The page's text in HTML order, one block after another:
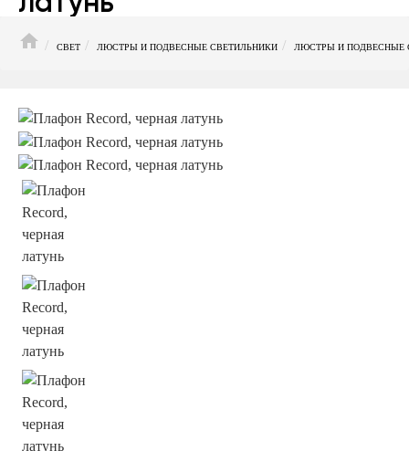
СВЕТ
ЛЮСТРЫ И ПОДВЕСНЫЕ СВЕТИЛЬНИКИ ЛЮСТРЫ И ПОДВЕСНЫЕ